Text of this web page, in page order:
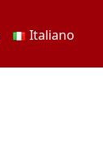
Italiano